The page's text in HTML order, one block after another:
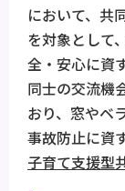
において、共
を対象として
全・安心に資
同士の交流機
おり、窓やベ
事故防止に資
子育て支援型